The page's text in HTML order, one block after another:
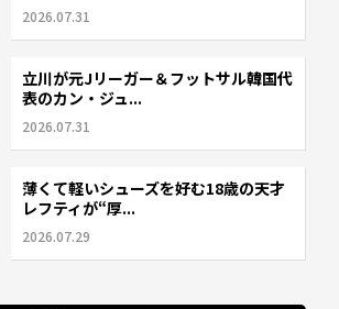
2026.07.31
立川が元Jリーガー＆フットサル韓国代
表のカン・ジュ...
2026.07.31
薄くて軽いシューズを好む18歳の天才
レフティが“厚...
2026.07.29